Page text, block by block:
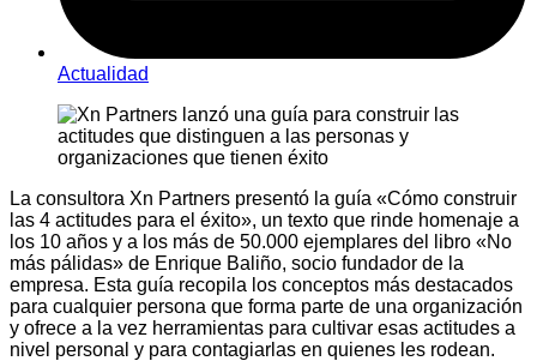
Actualidad
La consultora Xn Partners presentó la guía «Cómo construir
las 4 actitudes para el éxito», un texto que rinde homenaje a
los 10 años y a los más de 50.000 ejemplares del libro «No
más pálidas» de Enrique Baliño, socio fundador de la
empresa. Esta guía recopila los conceptos más destacados
para cualquier persona que forma parte de una organización
y ofrece a la vez herramientas para cultivar esas actitudes a
nivel personal y para contagiarlas en quienes les rodean.